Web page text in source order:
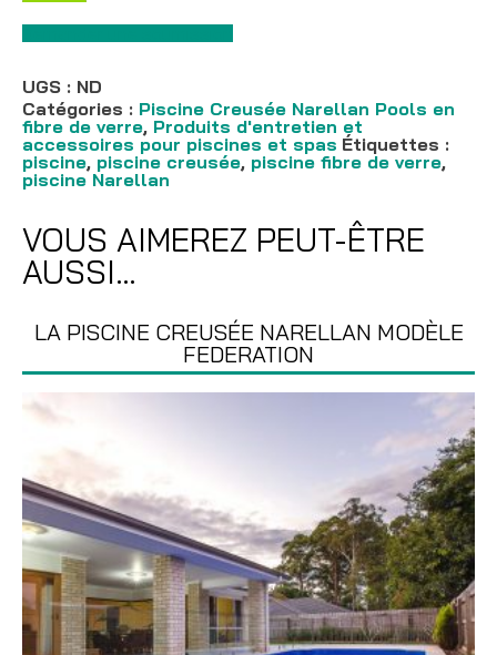
piscine
creusée
modèle
Eden
UGS : ND
Catégories : Piscine Creusée Narellan Pools en
fibre de verre, Produits d'entretien et
accessoires pour piscines et spas Étiquettes :
piscine, piscine creusée, piscine fibre de verre,
piscine Narellan
VOUS AIMEREZ PEUT-ÊTRE
AUSSI…
LA PISCINE CREUSÉE NARELLAN MODÈLE
FEDERATION